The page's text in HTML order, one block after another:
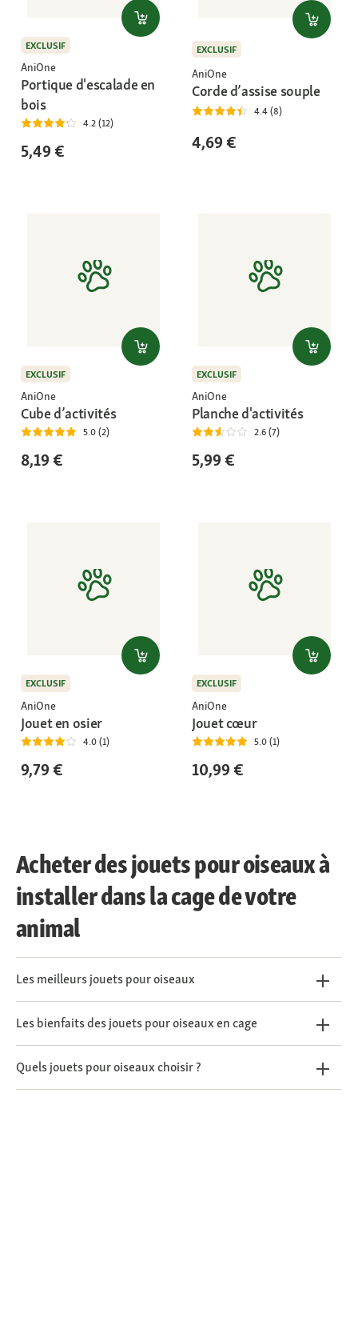
EXCLUSIF
AniOne
Portique d'escalade en
bois
4.2 (12)
5,49 €
EXCLUSIF
AniOne
Corde d’assise souple
4.4 (8)
4,69 €
EXCLUSIF
AniOne
Cube d’activités
5.0 (2)
8,19 €
EXCLUSIF
AniOne
Planche d'activités
2.6 (7)
5,99 €
EXCLUSIF
AniOne
Jouet en osier
4.0 (1)
9,79 €
EXCLUSIF
AniOne
Jouet cœur
5.0 (1)
10,99 €
Acheter des jouets pour oiseaux à
installer dans la cage de votre
animal
Les meilleurs jouets pour oiseaux
Les bienfaits des jouets pour oiseaux en cage
Quels jouets pour oiseaux choisir ?